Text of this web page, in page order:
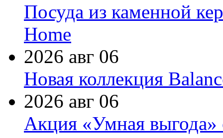
Посуда из каменной
Home
2026 авг 06
Новая коллекция
2026 авг 06
Акция «Умная выгода»